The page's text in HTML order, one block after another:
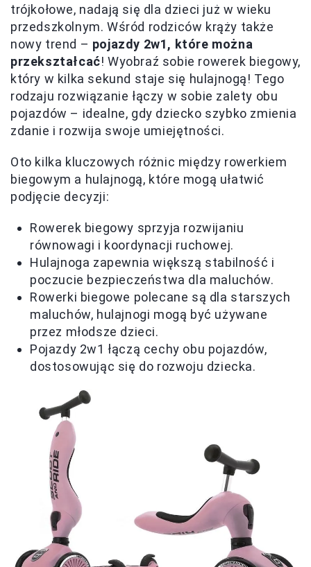
trójkołowe, nadają się dla dzieci już w wieku
przedszkolnym. Wśród rodziców krąży także
nowy trend – pojazdy 2w1, które można
przekształcać! Wyobraź sobie rowerek biegowy,
który w kilka sekund staje się hulajnogą! Tego
rodzaju rozwiązanie łączy w sobie zalety obu
pojazdów – idealne, gdy dziecko szybko zmienia
zdanie i rozwija swoje umiejętności.
Oto kilka kluczowych różnic między rowerkiem
biegowym a hulajnogą, które mogą ułatwić
podjęcie decyzji:
Rowerek biegowy sprzyja rozwijaniu
równowagi i koordynacji ruchowej.
Hulajnoga zapewnia większą stabilność i
poczucie bezpieczeństwa dla maluchów.
Rowerki biegowe polecane są dla starszych
maluchów, hulajnogi mogą być używane
przez młodsze dzieci.
Pojazdy 2w1 łączą cechy obu pojazdów,
dostosowując się do rozwoju dziecka.